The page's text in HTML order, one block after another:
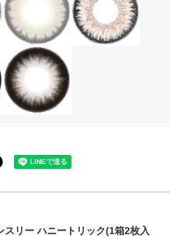
リー ハニートリック(1箱2枚入